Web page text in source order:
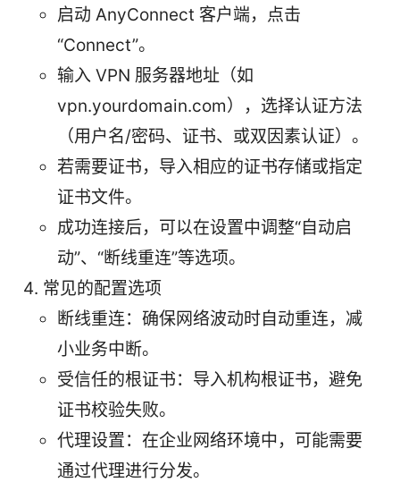
启动 AnyConnect 客户端，点击
“Connect”。
输入 VPN 服务器地址（如
vpn.yourdomain.com），选择认证方法
（用户名/密码、证书、或双因素认证）。
若需要证书，导入相应的证书存储或指定
证书文件。
成功连接后，可以在设置中调整“自动启
动”、“断线重连”等选项。
常见的配置选项
断线重连：确保网络波动时自动重连，减
小业务中断。
受信任的根证书：导入机构根证书，避免
证书校验失败。
代理设置：在企业网络环境中，可能需要
通过代理进行分发。